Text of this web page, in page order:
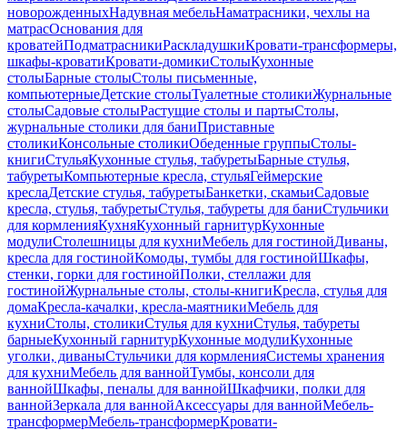
новорожденныхНадувная мебельНаматрасники, чехлы на
матрасОснования для
кроватейПодматрасникиРаскладушкиКровати-трансформеры,
шкафы-кроватиКровати-домикиСтолыКухонные
столыБарные столыСтолы письменные,
компьютерныеДетские столыТуалетные столикиЖурнальные
столыСадовые столыРастущие столы и партыСтолы,
журнальные столики для баниПриставные
столикиКонсольные столикиОбеденные группыСтолы-
книгиСтульяКухонные стулья, табуретыБарные стулья,
табуретыКомпьютерные кресла, стульяГеймерские
креслаДетские стулья, табуретыБанкетки, скамьиСадовые
кресла, стулья, табуретыСтулья, табуреты для баниСтульчики
для кормленияКухняКухонный гарнитурКухонные
модулиСтолешницы для кухниМебель для гостинойДиваны,
кресла для гостинойКомоды, тумбы для гостинойШкафы,
стенки, горки для гостинойПолки, стеллажи для
гостинойЖурнальные столы, столы-книгиКресла, стулья для
домаКресла-качалки, кресла-маятникиМебель для
кухниСтолы, столикиСтулья для кухниСтулья, табуреты
барныеКухонный гарнитурКухонные модулиКухонные
уголки, диваныСтульчики для кормленияСистемы хранения
для кухниМебель для ваннойТумбы, консоли для
ваннойШкафы, пеналы для ваннойШкафчики, полки для
ваннойЗеркала для ваннойАксессуары для ваннойМебель-
трансформерМебель-трансформерКровати-